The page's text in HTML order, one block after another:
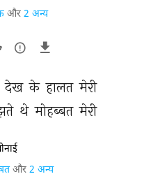
और 2 अन्य
देख के हालत मेरी
थे मोहब्बत मेरी
और 2 अन्य